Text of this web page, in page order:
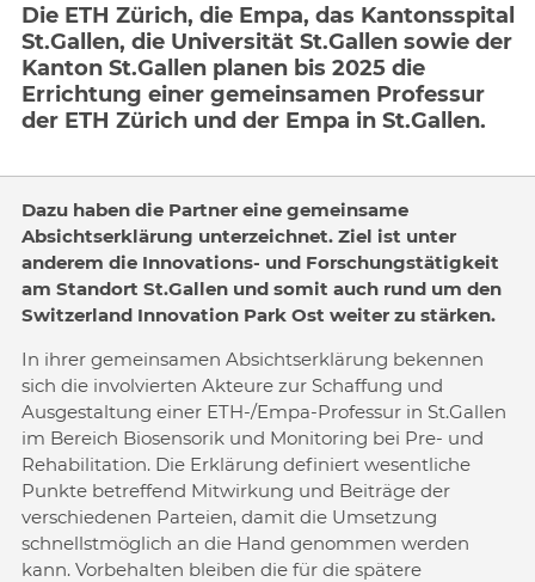
Die ETH Zürich, die Empa, das Kantonsspital
St.Gallen, die Universität St.Gallen sowie der
Kanton St.Gallen planen bis 2025 die
Errichtung einer gemeinsamen Professur
der ETH Zürich und der Empa in St.Gallen.
Dazu haben die Partner eine gemeinsame
Absichtserklärung unterzeichnet. Ziel ist unter
anderem die Innovations- und Forschungstätigkeit
am Standort St.Gallen und somit auch rund um den
Switzerland Innovation Park Ost weiter zu stärken.
In ihrer gemeinsamen Absichtserklärung bekennen
sich die involvierten Akteure zur Schaffung und
Ausgestaltung einer ETH-/Empa-Professur in St.Gallen
im Bereich Biosensorik und Monitoring bei Pre- und
Rehabilitation. Die Erklärung definiert wesentliche
Punkte betreffend Mitwirkung und Beiträge der
verschiedenen Parteien, damit die Umsetzung
schnellstmöglich an die Hand genommen werden
kann. Vorbehalten bleiben die für die spätere